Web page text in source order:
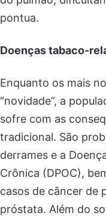
pontua.
Doenças tabaco-
Enquanto os mais
“novidade”, a
sofre com as
tradicional. São
derrames e a
Crônica (DPOC),
casos de câncer de
próstata. Além do